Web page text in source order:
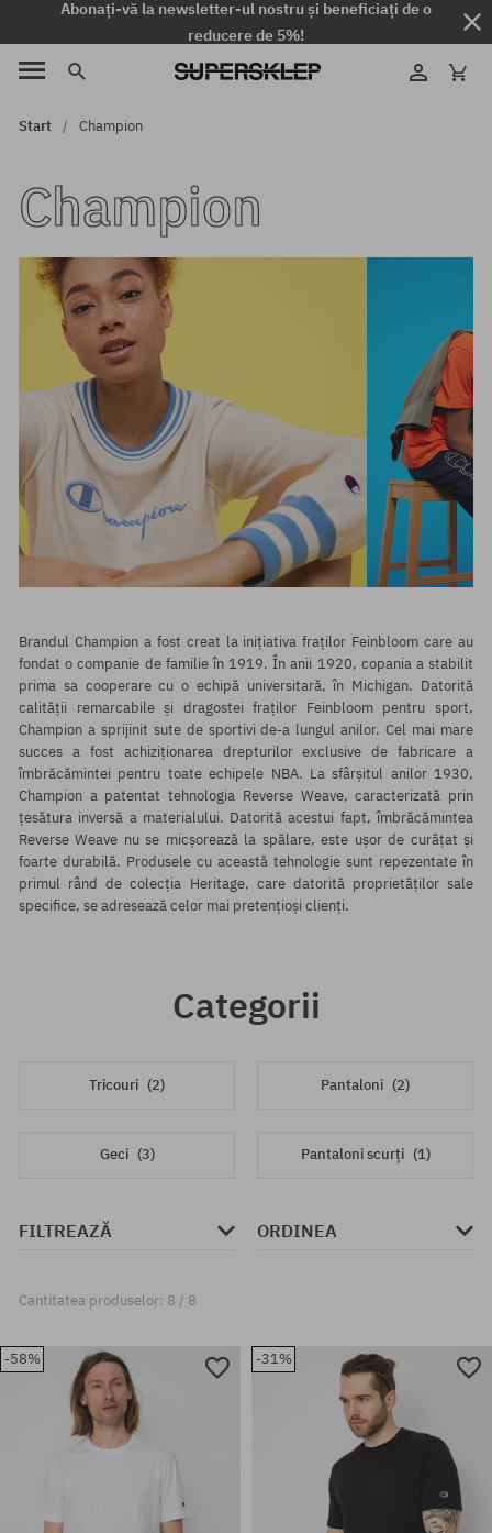
Abonați-vă la newsletter-ul nostru și beneficiați de o
reducere de 5%!
Start Champion
Champion
Brandul Championa fost creat la inițiativa fraților Feinbloom care au
fondat o companie de familie în 1919. În anii 1920, copania a stabilit
prima sa cooperare cu o echipă universitară, în Michigan. Datorită
calității remarcabile și dragostei fraților Feinbloom pentru sport,
Champion a sprijinit sute de sportivi de-a lungul anilor. Cel mai mare
succes a fost achiziționarea drepturilor exclusive de fabricare a
îmbrăcămintei pentru toate echipele NBA. La sfârșitul anilor 1930,
Champion a patentat tehnologia Reverse Weave, caracterizată prin
țesătura inversă a materialului. Datorită acestui fapt, îmbrăcămintea
Reverse Weave nu se micșorează la spălare, este ușor de curățat și
foarte durabilă. Produsele cu această tehnologie sunt repezentate în
primul rând de colecția Heritage, care datorită proprietăților sale
specifice, se adresează celor mai pretențioși clienți.
Categorii
Tricouri (2) Pantaloni (2)
Geci (3) Pantaloni scurți (1)
FILTREAZĂ ORDINEA
Cantitatea produselor: 8 / 8
-58% -31%